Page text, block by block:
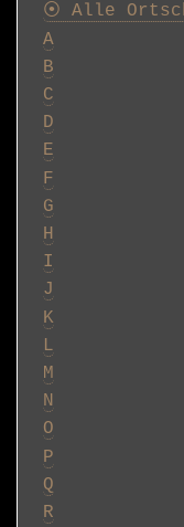
⦿ Alle
A
B
C
D
E
F
G
H
I
J
K
L
M
N
O
P
Q
R